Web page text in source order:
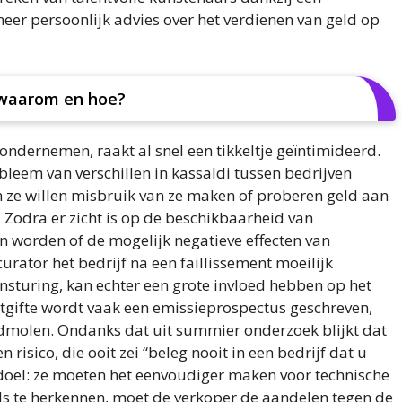
persoonlijk advies over het verdienen van geld op
en hoe?
raakt al snel een tikkeltje geïntimideerd.
van verschillen in kassaldi tussen bedrijven
willen misbruik van ze maken of proberen geld aan
er zicht is op de beschikbaarheid van
worden of de mogelijk negatieve effecten van
het bedrijf na een faillissement moeilijk
kan echter een grote invloed hebben op het
wordt vaak een emissieprospectus geschreven,
Ondanks dat uit summier onderzoek blijkt dat
risico, die ooit zei “beleg nooit in een bedrijf dat u
ze moeten het eenvoudiger maken voor technische
herkennen, moet de verkoper de aandelen tegen de